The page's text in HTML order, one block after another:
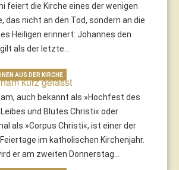
feiert die Kirche eines der wenigen
das nicht an den Tod, sondern an die
Heiligen erinnert: Johannes den
als der letzte…
kurz gefasst
auch bekannt als »Hochfest des
und Blutes Christi« oder
als »Corpus Christi«, ist einer der
im katholischen Kirchenjahr.
er am zweiten Donnerstag…
AUS DER KIRCHE